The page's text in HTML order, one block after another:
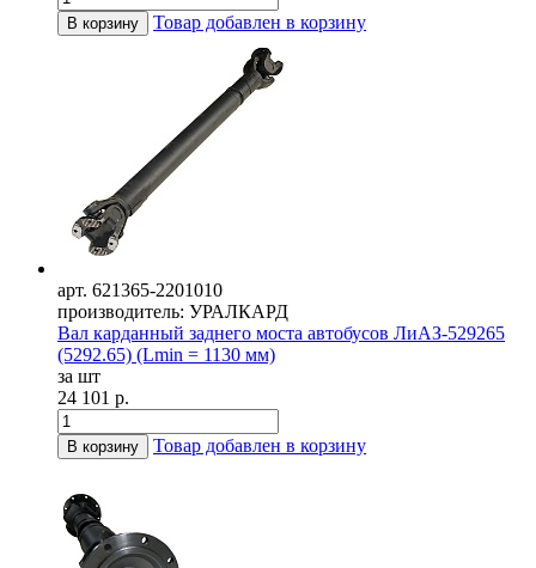
В корзину Товар добавлен в корзину
арт. 621365-2201010
производитель: УРАЛКАРД
Вал карданный заднего моста автобусов ЛиАЗ-529265
(5292.65) (Lmin = 1130 мм)
за шт
24 101 р.
В корзину Товар добавлен в корзину